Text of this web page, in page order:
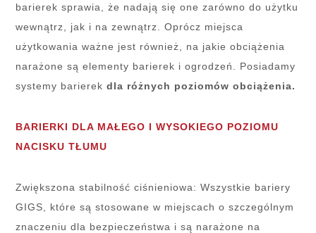
barierek sprawia, że nadają się one zarówno do użytku
wewnątrz, jak i na zewnątrz. Oprócz miejsca
użytkowania ważne jest również, na jakie obciążenia
narażone są elementy barierek i ogrodzeń. Posiadamy
systemy barierekdla różnych poziomów obciążenia.
BARIERKI DLA MAŁEGO I WYSOKIEGO POZIOMU
NACISKU TŁUMU
Zwiększona stabilność ciśnieniowa: Wszystkie bariery
GIGS, które są stosowane w miejscach o szczególnym
znaczeniu dla bezpieczeństwa i są narażone na